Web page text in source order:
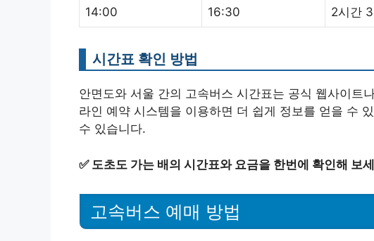
14:00 16:30 2시간
시간표 확인 방법
안면도와 서울 간의 고속버스 시간표는 공식 웹사이트
라인 예약 시스템을 이용하면 더 쉽게 정보를 얻을 수
수 있습니다.
✅ 도초도 가는 배의 시간표와 요금을 한번에 확인해 보
고속버스 예매 방법